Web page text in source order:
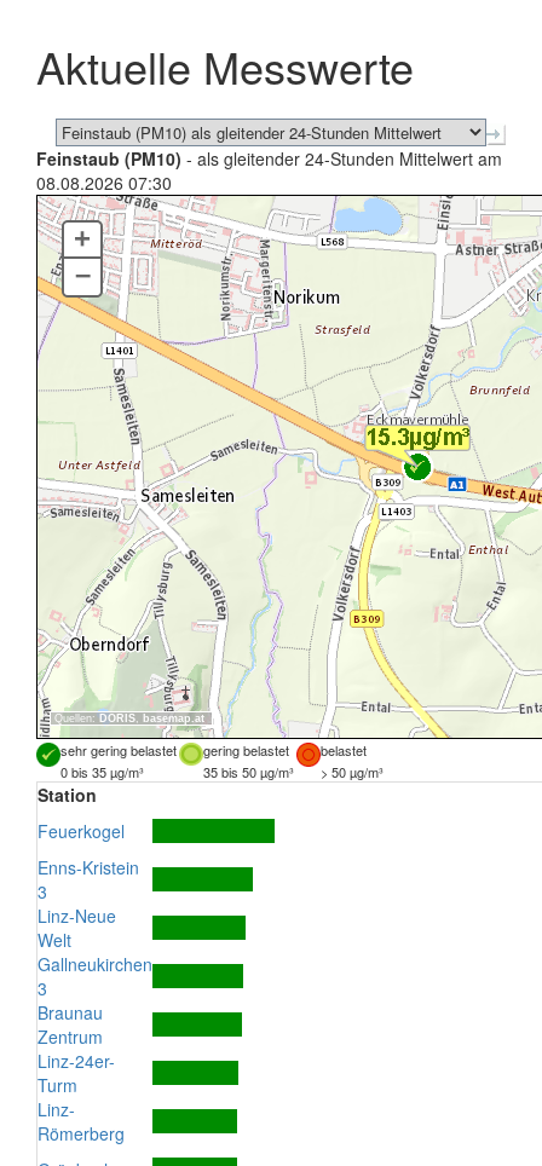
schließen
Aktuelle Messwerte
Feinstaub (PM10) - als gleitender 24-Stunden Mittelwert am
08.08.2026 07:30
Quellen: DORIS, basemap.at
+
–
sehr gering belastet gering belastet
belastet
0 bis 35 µg/m³
35 bis 50 µg/m³ > 50 µg/m³
Station
Feuerkogel
Enns-Kristein
3
Linz-Neue
Welt
Gallneukirchen
3
Braunau
Zentrum
Linz-24er-
Turm
Linz-
Römerberg